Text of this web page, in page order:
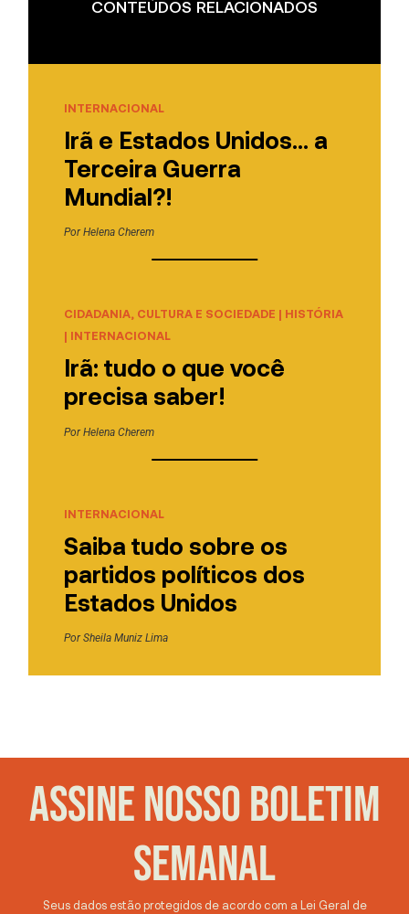
CONTEÚDOS RELACIONADOS
INTERNACIONAL
Irã e Estados Unidos… a
Terceira Guerra
Mundial?!
PorHelena Cherem
CIDADANIA, CULTURA E SOCIEDADE | HISTÓRIA
| INTERNACIONAL
Irã: tudo o que você
precisa saber!
PorHelena Cherem
INTERNACIONAL
Saiba tudo sobre os
partidos políticos dos
Estados Unidos
PorSheila Muniz Lima
ASSINE NOSSO BOLETIM
SEMANAL
Seus dados estão protegidos de acordo com a Lei Geral de